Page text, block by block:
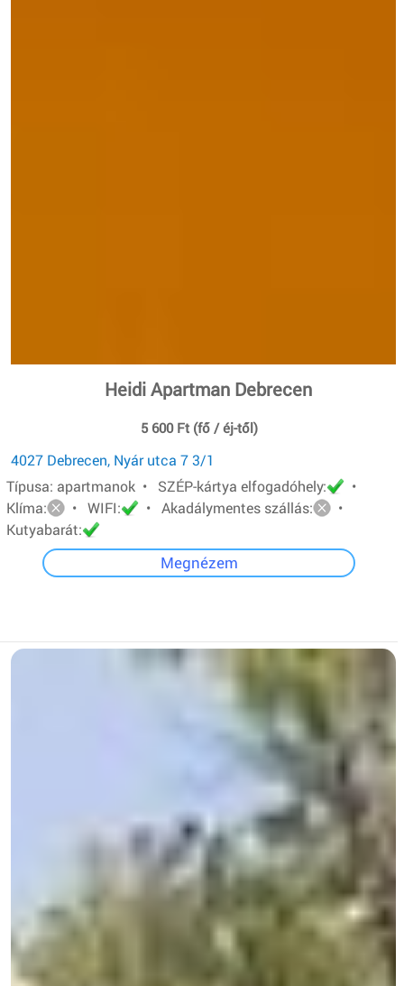
Heidi Apartman Debrecen
5 600 Ft (fő / éj-től)
4027 Debrecen, Nyár utca 7 3/1
Típusa: apartmanok • SZÉP-kártya elfogadóhely:
•
Klíma:
• WIFI: • Akadálymentes szállás:
•
Kutyabarát:
Megnézem